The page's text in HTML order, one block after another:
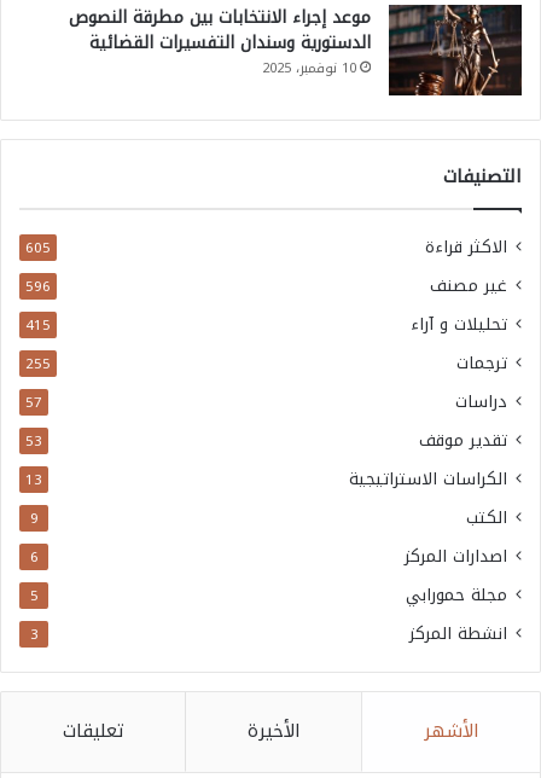
موعد إجراء الانتخابات بين مطرقة النصوص
الدستورية وسندان التفسيرات القضائية
10 نوفمبر، 2025
التصنيفات
الاكثر قراءة 605
غير مصنف 596
تحليلات و آراء 415
ترجمات 255
دراسات 57
تقدير موقف 53
الكراسات الاستراتيجية 13
الكتب 9
اصدارات المركز 6
مجلة حمورابي 5
انشطة المركز 3
الأشهر الأخيرة تعليقات